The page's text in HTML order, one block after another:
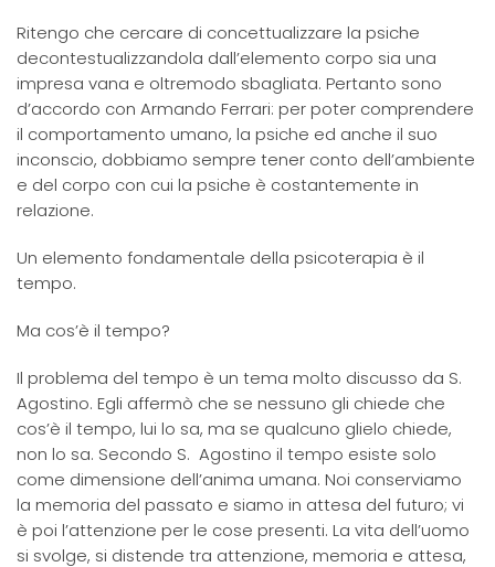
Ritengo che cercare di concettualizzare la psiche
decontestualizzandola dall’elemento corpo sia una
impresa vana e oltremodo sbagliata. Pertanto sono
d’accordo con Armando Ferrari: per poter comprendere
il comportamento umano, la psiche ed anche il suo
inconscio, dobbiamo sempre tener conto dell’ambiente
e del corpo con cui la psiche è costantemente in
relazione.
Un elemento fondamentale della psicoterapia è il
tempo.
Ma cos’è il tempo?
Il problema del tempo è un tema molto discusso da S.
Agostino. Egli affermò che se nessuno gli chiede che
cos’è il tempo, lui lo sa, ma se qualcuno glielo chiede,
non lo sa. Secondo S. Agostino il tempo esiste solo
come dimensione dell’anima umana. Noi conserviamo
la memoria del passato e siamo in attesa del futuro; vi
è poi l’attenzione per le cose presenti. La vita dell’uomo
si svolge, si distende tra attenzione, memoria e attesa,